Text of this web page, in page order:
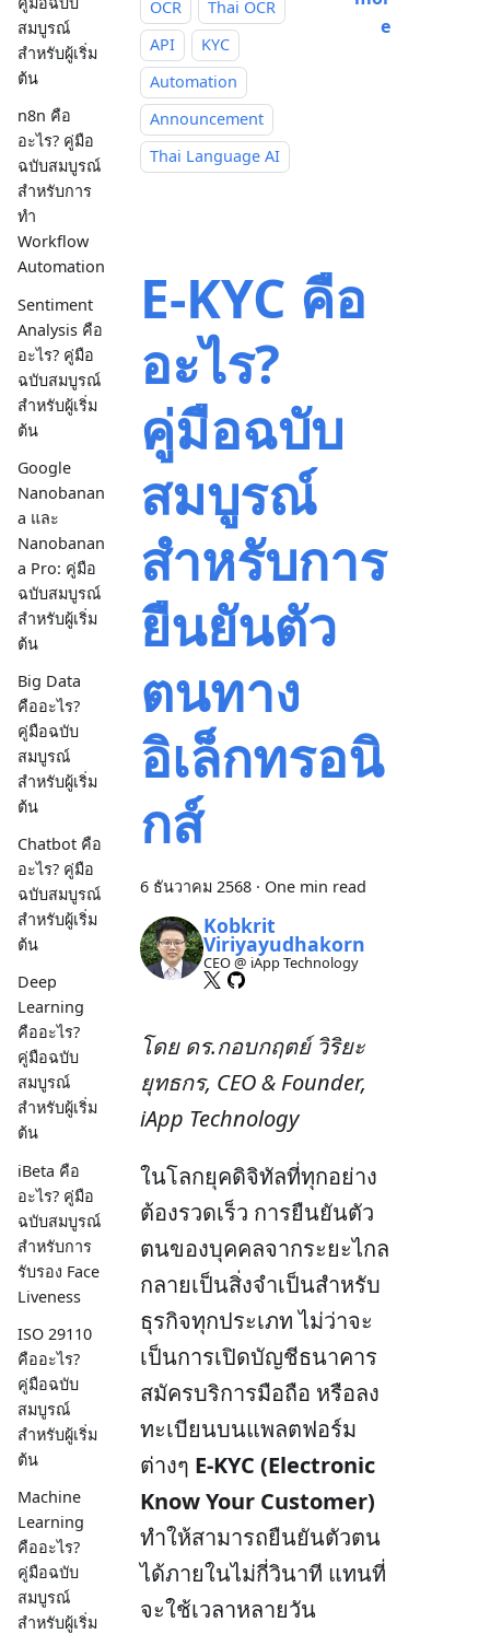
สมบูรณ์
สำหรับผู้เริ่ม
ต้น
n8n คือ
อะไร? คู่มือ
ฉบับสมบูรณ์
สำหรับการ
ทำ
Workflow
Automation
Sentiment
Analysis คือ
อะไร? คู่มือ
ฉบับสมบูรณ์
สำหรับผู้เริ่ม
ต้น
Google
Nanobanan
a และ
Nanobanan
a Pro: คู่มือ
ฉบับสมบูรณ์
สำหรับผู้เริ่ม
ต้น
Big Data
คืออะไร?
คู่มือฉบับ
สมบูรณ์
สำหรับผู้เริ่ม
ต้น
Chatbot คือ
อะไร? คู่มือ
ฉบับสมบูรณ์
สำหรับผู้เริ่ม
ต้น
Deep
Learning
คืออะไร?
คู่มือฉบับ
สมบูรณ์
สำหรับผู้เริ่ม
ต้น
iBeta คือ
อะไร? คู่มือ
ฉบับสมบูรณ์
สำหรับการ
รับรอง Face
Liveness
ISO 29110
คืออะไร?
คู่มือฉบับ
สมบูรณ์
สำหรับผู้เริ่ม
ต้น
Machine
Learning
คืออะไร?
คู่มือฉบับ
สมบูรณ์
สำหรับผู้เริ่ม
OCR
Thai OCR
API
KYC
Automation
Announcement
Thai Language AI
e
E-KYC คือ
อะไร?
คู่มือฉบับ
สมบูรณ์
สำหรับการ
ยืนยันตัว
ตนทาง
อิเล็กทรอนิ
กส์
6 ธันวาคม 2568 · One min read
Kobkrit
Viriyayudhakorn
CEO @ iApp Technology
โดย ดร.กอบกฤตย์ วิริยะ
ยุทธกร, CEO & Founder,
iApp Technology
ในโลกยุคดิจิทัลที่ทุกอย่าง
ต้องรวดเร็ว การยืนยันตัว
ตนของบุคคลจากระยะไกล
กลายเป็นสิ่งจำเป็นสำหรับ
ธุรกิจทุกประเภท ไม่ว่าจะ
เป็นการเปิดบัญชีธนาคาร
สมัครบริการมือถือ หรือลง
ทะเบียนบนแพลตฟอร์ม
ต่างๆ E-KYC (Electronic
Know Your Customer)
ทำให้สามารถยืนยันตัวตน
ได้ภายในไม่กี่วินาที แทนที่
จะใช้เวลาหลายวัน